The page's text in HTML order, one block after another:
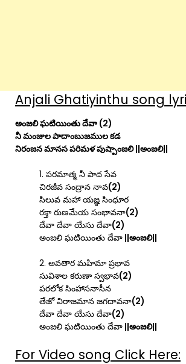
Anjali Ghatiyinthu song
అంజలి ఘటియింతు దేవా (2)
నీ మంజుల పాదాంబుజముల కడ
నిరంజన మానస పరిమళ పుష్పాంజలి ||అంజలి||
1. పరమాత్మ నీ పాద సేవ
చిరజీవ సంద్రాన నావ(2)
సిలువ మహా యజ్ఞ సింధూర
రక్తా రుణమేయ సంభావనా(2)
దేవా దేవా యేసు దేవా(2)
అంజలి ఘటియింతు దేవా ||అంజలి||
2. అవతార మహిమా ప్రభావ
సువిశాల కరుణా స్వభావ(2)
పరలోక సింహాసనాసీన
తేజో విరాజమాన జగదావనా(2)
దేవా దేవా యేసు దేవా(2)
అంజలి ఘటియింతు దేవా ||అంజలి||
For Video song Click Here: